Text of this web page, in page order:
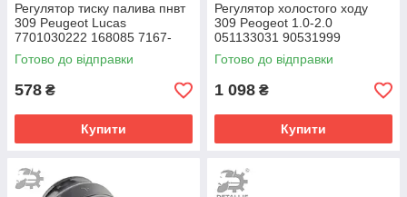
Регулятор тиску палива пнвт
309 Peugeot Lucas
7701030222 168085 7167-
620B
Готово до відправки
578 ₴
Купити
Регулятор холостого ходу
309 Peogeot 1.0-2.0
051133031 90531999
7701035321 1920F8
Готово до відправки
1 098 ₴
Купити